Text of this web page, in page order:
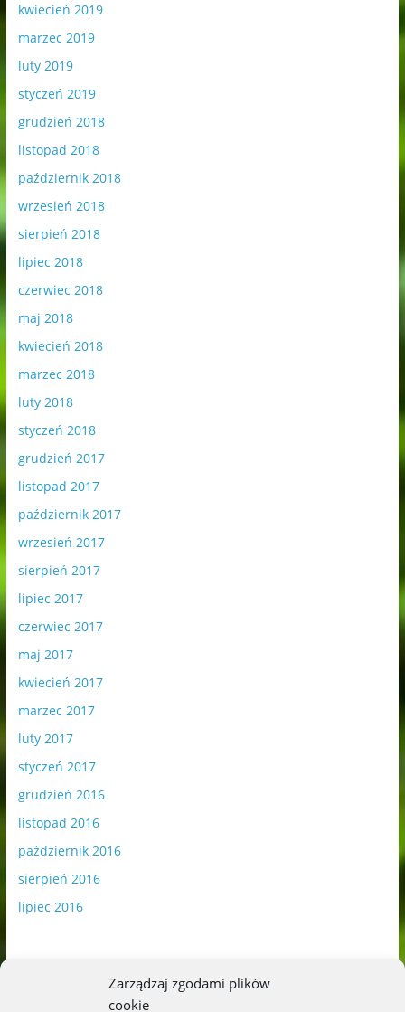
Zarządzaj zgodami plików
cookie
kwiecień 2019
marzec 2019
luty 2019
styczeń 2019
grudzień 2018
listopad 2018
październik 2018
wrzesień 2018
sierpień 2018
lipiec 2018
czerwiec 2018
maj 2018
kwiecień 2018
marzec 2018
luty 2018
styczeń 2018
grudzień 2017
listopad 2017
październik 2017
wrzesień 2017
sierpień 2017
lipiec 2017
czerwiec 2017
maj 2017
kwiecień 2017
marzec 2017
luty 2017
styczeń 2017
grudzień 2016
listopad 2016
październik 2016
sierpień 2016
lipiec 2016